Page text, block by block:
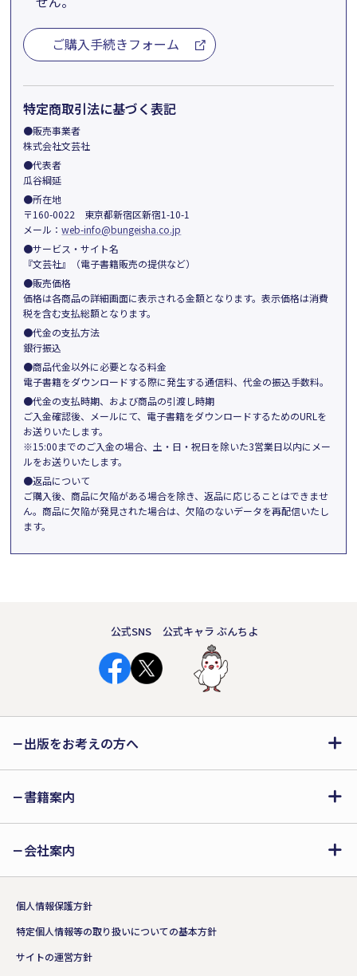
ご購入手続きフォーム
特定商取引法に基づく表記
●販売事業者
株式会社文芸社
●代表者
瓜谷綱延
●所在地
〒160-0022 東京都新宿区新宿1-10-1
メール：web-info@bungeisha.co.jp
●サービス・サイト名
『文芸社』（電子書籍販売の提供など）
●販売価格
価格は各商品の詳細画面に表示される金額となります。表示価格は消費
税を含む支払総額となります。
●代金の支払方法
銀行振込
●商品代金以外に必要となる料金
電子書籍をダウンロードする際に発生する通信料、代金の振込手数料。
●代金の支払時期、および商品の引渡し時期
ご入金確認後、メールにて、電子書籍をダウンロードするためのURLを
お送りいたします。
※15:00までのご入金の場合、土・日・祝日を除いた3営業日以内にメー
ルをお送りいたします。
●返品について
ご購入後、商品に欠陥がある場合を除き、返品に応じることはできませ
ん。商品に欠陥が発見された場合は、欠陥のないデータを再配信いたし
ます。
公式SNS 公式キャラ ぶんちよ
出版をお考えの方へ
書籍案内
会社案内
個人情報保護方針
特定個人情報等の取り扱いについての基本方針
サイトの運営方針